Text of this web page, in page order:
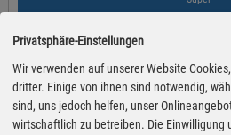
Burgstraße 8
63637 Jossgrund
Super Preise in
Privatsphäre-Einstellungen
Wir verwenden auf unserer Website
dritter. Einige von ihnen sind notwendig,
sind, uns jedoch helfen, unser
wirtschaftlich zu betreiben. Die Einwilligung